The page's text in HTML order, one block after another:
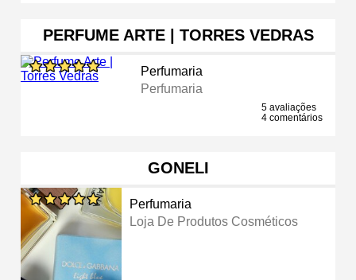
PERFUME ARTE | TORRES VEDRAS
Perfumaria
Perfumaria
5 avaliações
4 comentários
GONELI
Perfumaria
Loja De Produtos Cosméticos